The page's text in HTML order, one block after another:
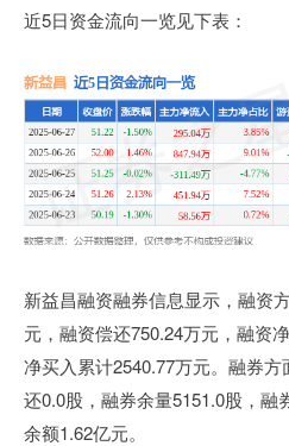
近5日资金流向一览见下表：
新益昌融资融券信息显示，融资
元，融资偿还750.24万元，融资
净买入累计2540.77万元。融券
还0.0股，融券余量5151.0股，融
余额1.62亿元。